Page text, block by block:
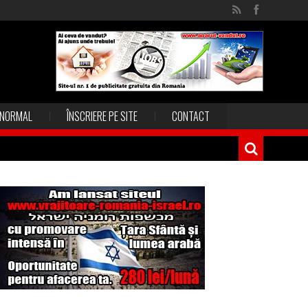
ÎNSCRIERE PE SITE CONTACT